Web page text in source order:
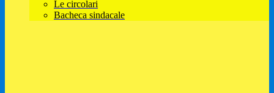
Le circolari
Bacheca sindacale